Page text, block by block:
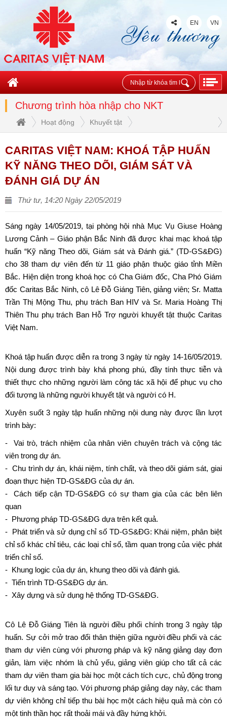
EN VN
Chương trình hòa nhập cho NKT
Hoạt động
Khuyết tật
Chương trình hòa nhập cho NKT
CARITAS VIỆT NAM: KHOÁ TẬP HUẤN
KỸ NĂNG THEO DÕI, GIÁM SÁT VÀ
ĐÁNH GIÁ DỰ ÁN
Thứ tư, 14:20 Ngày 22/05/2019
Sáng ngày 14/05/2019, tại phòng hội nhà Mục Vụ Giuse Hoàng
Lương Cảnh – Giáo phận Bắc Ninh đã được khai mạc khoá tập
huấn “Kỹ năng Theo dõi, Giám sát và Đánh giá.” (TD-GS&ĐG)
cho 38 tham dự viên đến từ 11 giáo phận thuộc giáo tỉnh Miền
Bắc. Hiện diện trong khoá học có Cha Giám đốc, Cha Phó Giám
đốc Caritas Bắc Ninh, cô Lê Đỗ Giáng Tiên, giảng viên; Sr. Matta
Trần Thị Mộng Thu, phụ trách Ban HIV và Sr. Maria Hoàng Thị
Thiên Thu phụ trách Ban Hỗ Trợ người khuyết tật thuộc Caritas
Việt Nam.
Khoá tập huấn được diễn ra trong 3 ngày từ ngày 14-16/05/2019.
Nội dung được trình bày khá phong phú, đầy tính thực tiễn và
thiết thực cho những người làm công tác xã hội để phục vụ cho
đối tượng là những người khuyết tật và người có H.
Xuyên suốt 3 ngày tập huấn những nội dung này được lần lượt
trình bày:
- Vai trò, trách nhiệm của nhân viên chuyên trách và cộng tác
viên trong dự án.
- Chu trình dự án, khái niệm, tính chất, và theo dõi giám sát, giai
đoạn thực hiện TD-GS&ĐG của dự án.
- Cách tiếp cận TD-GS&ĐG có sự tham gia của các bên liên
quan
- Phương pháp TD-GS&ĐG dựa trên kết quả.
- Phát triển và sử dụng chỉ số TD-GS&ĐG: Khái niệm, phân biệt
chỉ số khác chỉ tiêu, các loại chỉ số, tầm quan trọng của việc phát
triển chỉ số.
- Khung logic của dự án, khung theo dõi và đánh giá.
- Tiến trình TD-GS&ĐG dự án.
- Xây dựng và sử dụng hệ thống TD-GS&ĐG.
Cô Lê Đỗ Giáng Tiên là người điều phối chính trong 3 ngày tập
huấn. Sự cởi mở trao đổi thân thiện giữa người điều phối và các
tham dự viên cùng với phương pháp và kỹ năng giảng dạy đơn
giản, làm việc nhóm là chủ yếu, giảng viên giúp cho tất cả các
tham dự viên tham gia bài học một cách tích cực, chủ động trong
lối tư duy và sáng tạo. Với phương pháp giảng dạy này, các tham
dự viên không chỉ tiếp thu bài học một cách hiệu quả mà còn có
một tinh thần học rất thoải mái và đầy hứng khởi.